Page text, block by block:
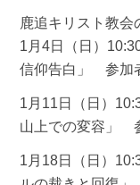
鹿追キリスト教会
1月4日（日）
信仰告白」 参加
1月11日（日）
山上での変容」
1月18日（日）